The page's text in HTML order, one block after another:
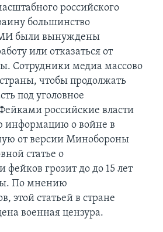
российского
большинство
были вынуждены
или отказаться от
Сотрудники медиа массово
чтобы продолжать
под уголовное
российские власти
информацию о войне в
от версии Минобороны
статье о
фейков грозит до до 15 лет
По мнению
этой статьей в стране
военная цензура.